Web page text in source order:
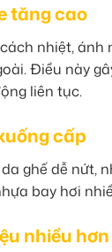
tăng cao
nhiệt,
Điều này
liên tục.
cấp
ghế dễ nứt,
bay hơi
nhiều hơn